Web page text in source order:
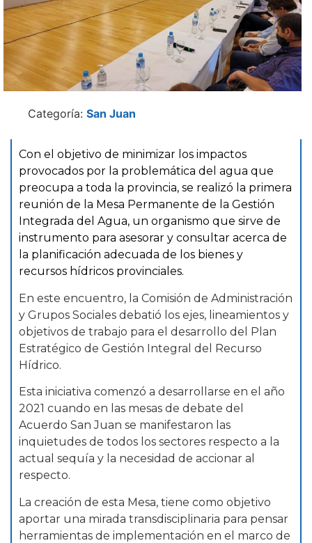
Categoría: San Juan
Con el objetivo de minimizar los impactos
provocados por la problemática del agua que
preocupa a toda la provincia, se realizó la primera
reunión de la Mesa Permanente de la Gestión
Integrada del Agua, un organismo que sirve de
instrumento para asesorar y consultar acerca de
la planificación adecuada de los bienes y
recursos hídricos provinciales.
En este encuentro, la Comisión de Administración
y Grupos Sociales debatió los ejes, lineamientos y
objetivos de trabajo para el desarrollo del Plan
Estratégico de Gestión Integral del Recurso
Hídrico.
Esta iniciativa comenzó a desarrollarse en el año
2021 cuando en las mesas de debate del
Acuerdo San Juan se manifestaron las
inquietudes de todos los sectores respecto a la
actual sequía y la necesidad de accionar al
respecto.
La creación de esta Mesa, tiene como objetivo
aportar una mirada transdisciplinaria para pensar
herramientas de implementación en el marco de